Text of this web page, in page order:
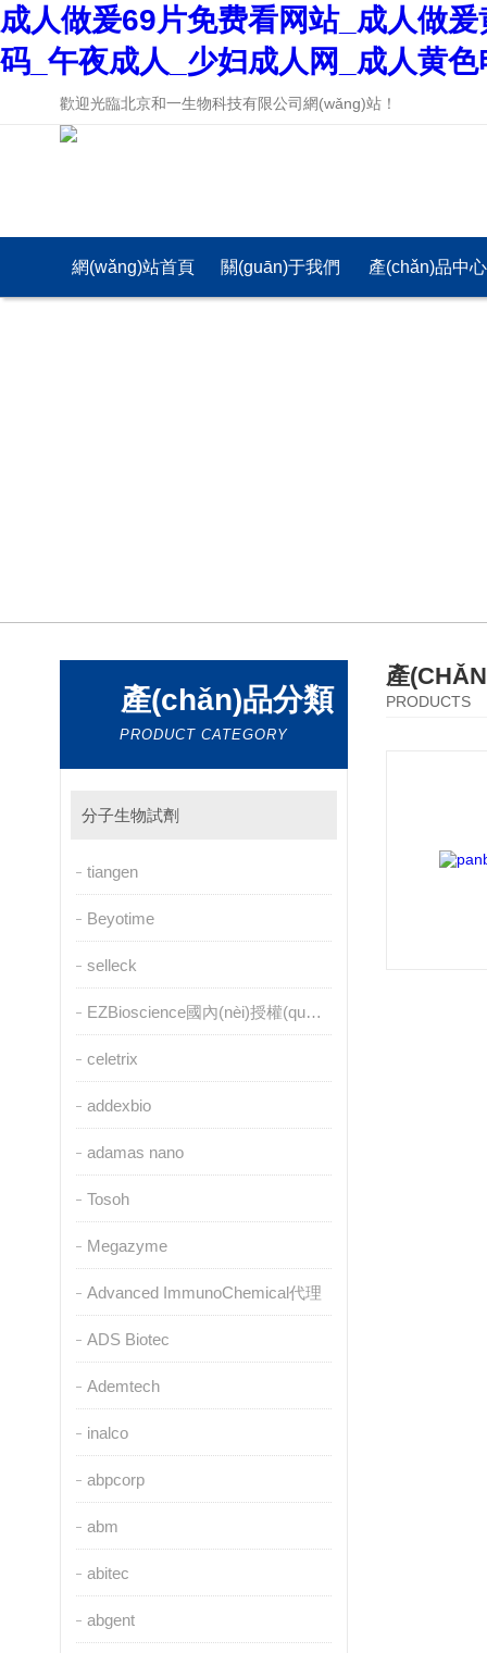
成人做爰69片免费看网站_成人做
码_午夜成人_少妇成人网_成人黄
歡迎光臨北京和一生物科技有限公司網(wǎng)站！
網(wǎng)站首頁 關(guān)于我們 產(chǎn)品中心
產(chǎn)品分類
PRODUCT CATEGORY
分子生物試劑
tiangen
Beyotime
selleck
EZBioscience國內(nèi)授權(quán)代理
celetrix
addexbio
adamas nano
Tosoh
Megazyme
Advanced ImmunoChemical代理
ADS Biotec
Ademtech
inalco
abpcorp
abm
abitec
abgent
產
PRODUCTS